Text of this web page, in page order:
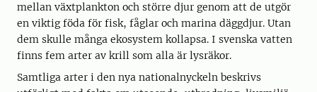
mellan växtplankton och större djur genom att de utgör
en viktig föda för fisk, fåglar och marina däggdjur. Utan
dem skulle många ekosystem kollapsa. I svenska vatten
finns fem arter av krill som alla är lysräkor.
Samtliga arter i den nya nationalnyckeln beskrivs